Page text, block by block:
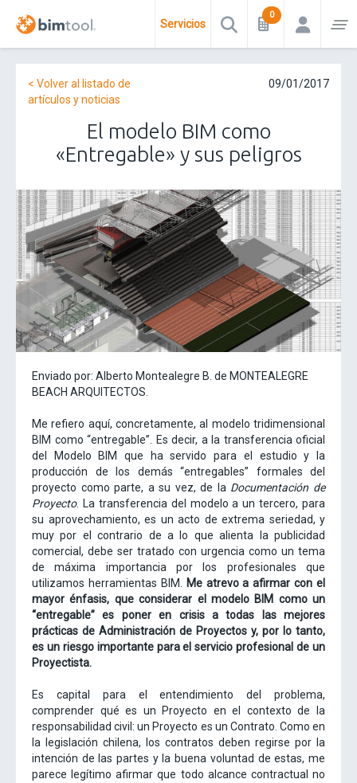
Servicios
< Volver al listado de
artículos y noticias
09/01/2017
El modelo BIM como
«Entregable» y sus peligros
Enviado por: Alberto Montealegre B. de MONTEALEGRE
BEACH ARQUITECTOS.
Me refiero aquí, concretamente, al modelo tridimensional
BIM como “entregable”. Es decir, a la transferencia oficial
del Modelo BIM que ha servido para el estudio y la
producción de los demás “entregables” formales del
proyecto como parte, a su vez, de la Documentación de
Proyecto. La transferencia del modelo a un tercero, para
su aprovechamiento, es un acto de extrema seriedad, y
muy por el contrario de a lo que alienta la publicidad
comercial, debe ser tratado con urgencia como un tema
de máxima importancia por los profesionales que
utilizamos herramientas BIM.
Me atrevo a afirmar con el
mayor énfasis, que considerar el modelo BIM como un
“entregable” es poner en crisis a todas las mejores
prácticas de Administración de Proyectos y, por lo tanto,
es un riesgo importante para el servicio profesional de un
Proyectista.
Es capital para el entendimiento del problema,
comprender qué es un Proyecto en el contexto de la
responsabilidad civil: un Proyecto es un Contrato. Como en
la legislación chilena, los contratos deben regirse por la
intención de las partes y la buena voluntad de estas, me
parece legítimo afirmar que todo alcance contractual no